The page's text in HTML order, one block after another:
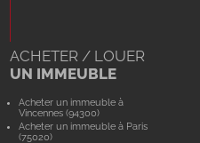
ACHETER / LOUER
UN IMMEUBLE
Acheter un immeuble à
Vincennes (94300)
Acheter un immeuble à Paris
(75020)